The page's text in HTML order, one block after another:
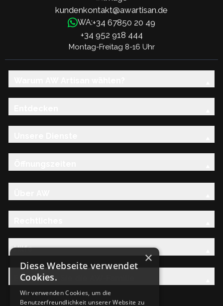
kundenkontakt@awartisan.de
WA:+34 67850 20 49
+34 952 918 444
Montag-Freitag 8-16 Uhr
Hilfe
Entdecken Sie die AW-Familie
×
Diese Webseite verwendet
Cookies.
Wir verwenden Cookies, um die
Benutzerfreundlichkeit unserer Website zu